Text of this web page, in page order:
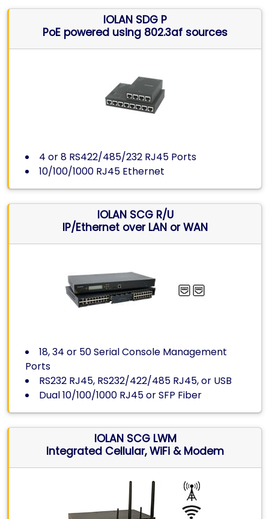
IOLAN SDG P
PoE powered using 802.3af sources
4 or 8 RS422/485/232 RJ45 Ports
10/100/1000 RJ45 Ethernet
IOLAN SCG R/U
IP/Ethernet over LAN or WAN
18, 34 or 50 Serial Console Management
Ports
RS232 RJ45, RS232/422/485 RJ45, or USB
Dual 10/100/1000 RJ45 or SFP Fiber
IOLAN SCG LWM
Integrated Cellular, WiFi & Modem